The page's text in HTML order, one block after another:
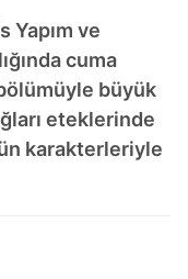
Yapım ve
cuma
büyük
eteklerinde
karakterleriyle